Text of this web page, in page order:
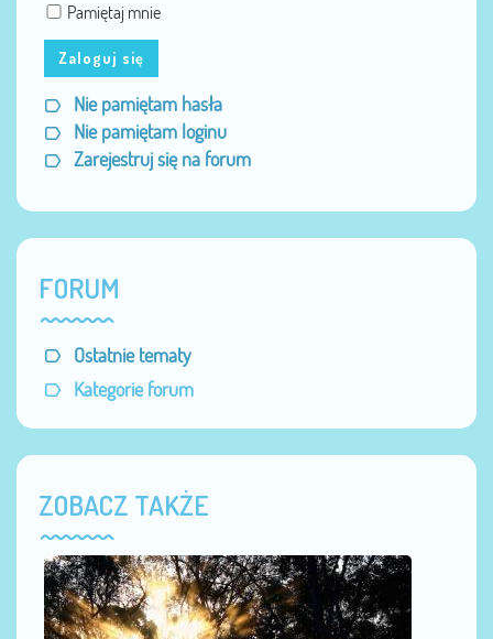
Pamiętaj mnie
Zaloguj się
Nie pamiętam hasła
Nie pamiętam loginu
Zarejestruj się na forum
FORUM
Ostatnie tematy
Kategorie forum
ZOBACZ TAKŻE